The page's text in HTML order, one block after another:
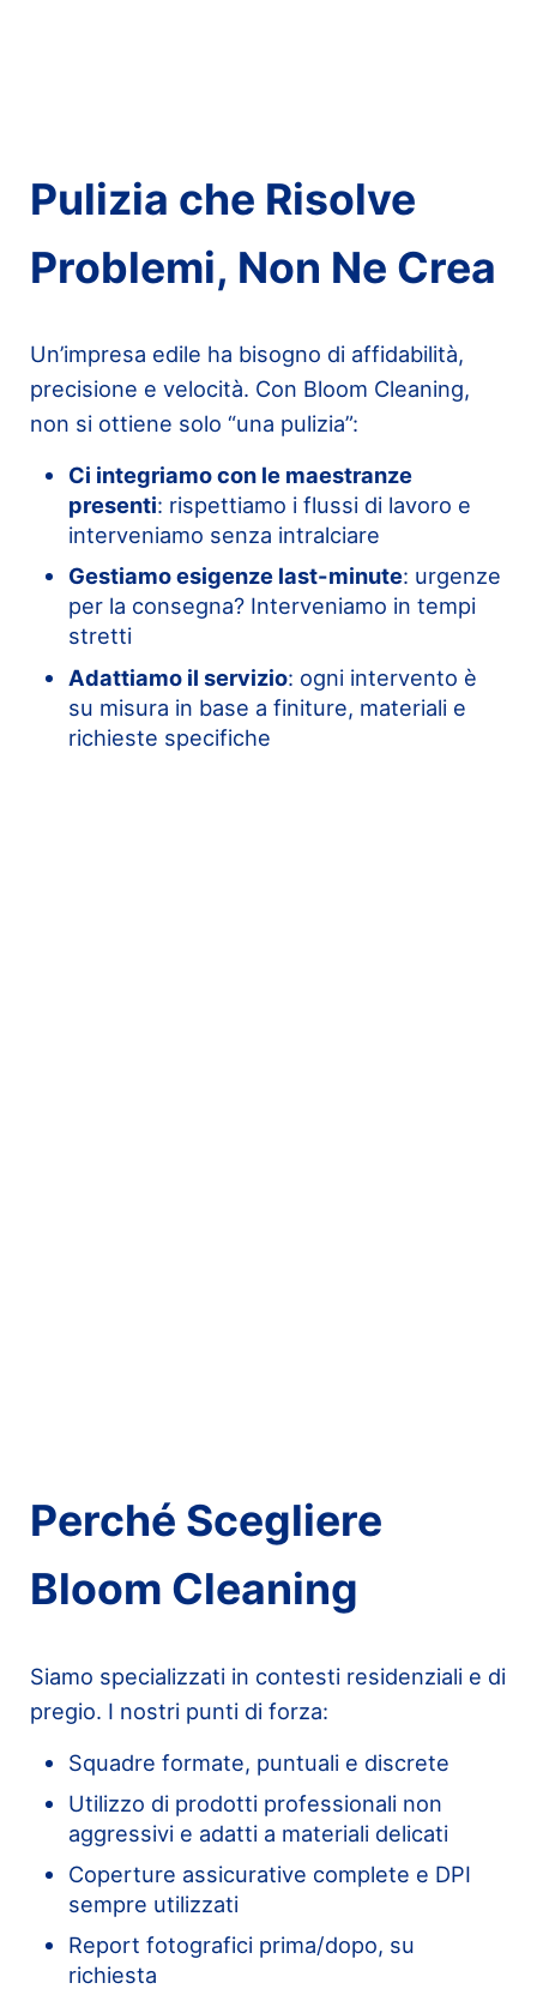
Pulizia che Risolve
Problemi, Non Ne Crea
Un’impresa edile ha bisogno di affidabilità,
precisione e velocità. Con Bloom Cleaning,
non si ottiene solo “una pulizia”:
Ci integriamo con le maestranze
presenti: rispettiamo i flussi di lavoro e
interveniamo senza intralciare
Gestiamo esigenze last-minute: urgenze
per la consegna? Interveniamo in tempi
stretti
Adattiamo il servizio: ogni intervento è
su misura in base a finiture, materiali e
richieste specifiche
Perché Scegliere
Bloom Cleaning
Siamo specializzati in contesti residenziali e di
pregio. I nostri punti di forza:
Squadre formate, puntuali e discrete
Utilizzo di prodotti professionali non
aggressivi e adatti a materiali delicati
Coperture assicurative complete e DPI
sempre utilizzati
Report fotografici prima/dopo, su
richiesta